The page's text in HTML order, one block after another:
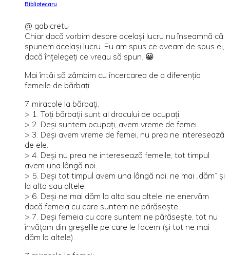
Bibliotecaru
@ gabicretu
Chiar dacă vorbim despre acelaşi lucru nu înseamnă că
spunem acelaşi lucru. Eu am spus ce aveam de spus ei,
dacă înţelegeţi ce vreau să spun. 😀
Mai întâi să zâmbim cu încercarea de a diferenţia
femeile de bărbaţi:
7 miracole la bărbaţi:
> 1. Toţi bărbaţii sunt al dracului de ocupaţi.
> 2. Deşi suntem ocupaţi, avem vreme de femei.
> 3. Deşi avem vreme de femei, nu prea ne interesează
de ele.
> 4. Deşi nu prea ne interesează femeile, tot timpul
avem una lângă noi.
> 5. Deşi tot timpul avem una lângă noi, ne mai „dăm” şi
la alta sau altele.
> 6. Deşi ne mai dăm la alta sau altele, ne enervăm
dacă femeia cu care suntem ne părăseşte.
> 7. Deşi femeia cu care suntem ne părăseşte, tot nu
învăţam din greşelile pe care le facem (şi tot ne mai
dăm la altele).